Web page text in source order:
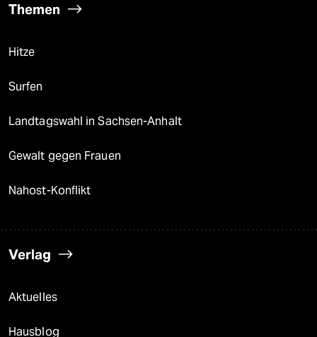
Themen
Hitze
Surfen
Landtagswahl in Sachsen-Anhalt
Gewalt gegen Frauen
Nahost-Konflikt
Verlag
Aktuelles
Hausblog